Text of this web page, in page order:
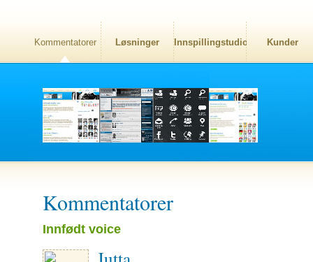
Kommentatorer Løsninger Innspillingstudio Kunder
Kommentatorer
Innfødt voice